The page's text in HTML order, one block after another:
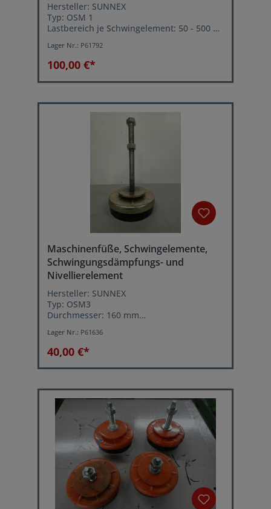
Hersteller: SUNNEX
Typ: OSM 1
Lastbereich je Schwingelement: 50 - 500 kg
Leichtes ausrichten der Maschine über
Stellschraube
Lager Nr.: P61792
100,00 €*
Maschinenfüße, Schwingelemente,
Schwingungsdämpfungs- und
Nivellierelement
Hersteller: SUNNEX
Typ: OSM3
Durchmesser: 160 mm
kg
Leichtes ausrichten der Maschine über
Stellschraube
Lager Nr.: P61636
40,00 €*